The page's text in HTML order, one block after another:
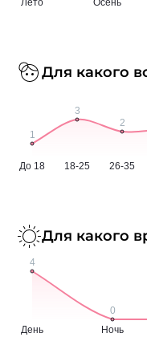
Для какого
Для какого